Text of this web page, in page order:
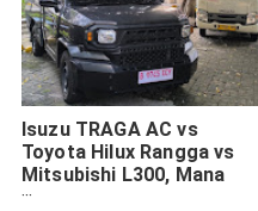
Isuzu TRAGA AC vs
Toyota Hilux Rangga vs
Mitsubishi L300, Mana
yang Terbaik?